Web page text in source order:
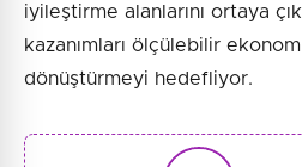
iyileştirme alanlarını ortaya
kazanımları ölçülebilir
dönüştürmeyi hedefliyor.